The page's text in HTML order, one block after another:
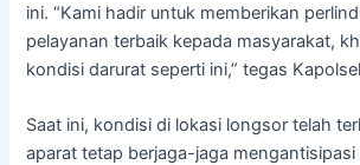
ini. “Kami hadir untuk memberikan
pelayanan terbaik kepada masyarakat,
kondisi darurat seperti ini,” tegas
Saat ini, kondisi di lokasi longsor telah
aparat tetap berjaga-jaga